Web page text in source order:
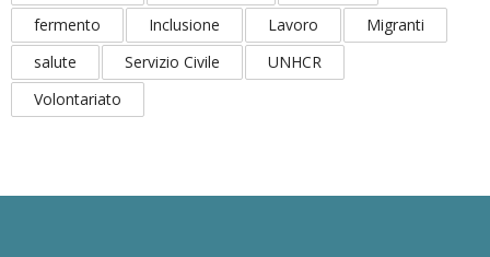
fermento
Inclusione Lavoro
Migranti
salute
Servizio Civile
UNHCR
Volontariato